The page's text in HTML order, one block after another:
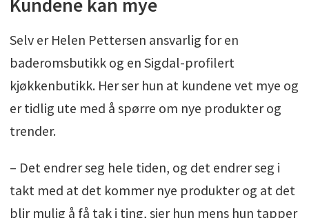
Kundene kan mye
Selv er Helen Pettersen ansvarlig for en
baderomsbutikk og en Sigdal-profilert
kjøkkenbutikk. Her ser hun at kundene vet mye og
er tidlig ute med å spørre om nye produkter og
trender.
– Det endrer seg hele tiden, og det endrer seg i
takt med at det kommer nye produkter og at det
blir mulig å få tak i ting, sier hun mens hun tapper